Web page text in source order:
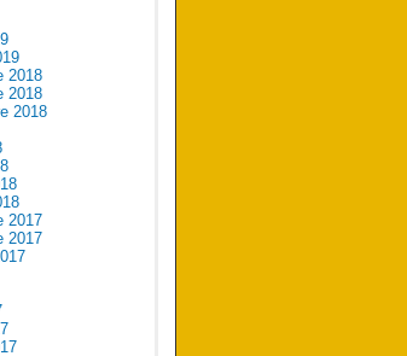
2018
2018
2018
2017
2017